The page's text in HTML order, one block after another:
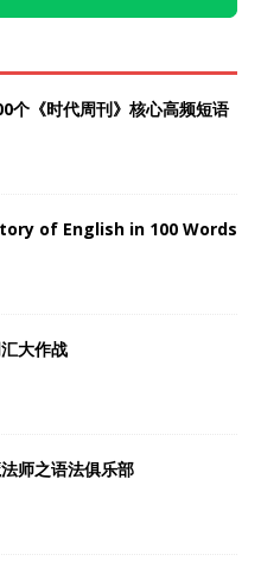
个《时代周刊》核心高频短语
of English in 100 Words
大作战
师之语法俱乐部